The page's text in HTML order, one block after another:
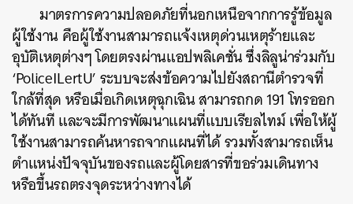
มาตรการความปลอดภัยที่นอกเหนือจากการรู้ข้อมูล
ผู้ใช้งาน คือผู้ใช้งานสามารถแจ้งเหตุด่วนเหตุร้ายและ
อุบัติเหตุต่างๆ โดยตรงผ่านแอปพลิเคชั่น ซึ่งลิลูน่าร่วมกับ
‘PoliceILertU’ ระบบจะส่งข้อความไปยังสถานีตำรวจที่
ใกล้ที่สุด หรือเมื่อเกิดเหตุฉุกเฉิน สามารถกด 191 โทรออก
ได้ทันที และจะมีการพัฒนาแผนที่แบบเรียลไทม์ เพื่อให้ผู้
ใช้งานสามารถค้นหารถจากแผนที่ได้ รวมทั้งสามารถเห็น
ตำแหน่งปัจจุบันของรถและผู้โดยสารที่ขอร่วมเดินทาง
หรือขึ้นรถตรงจุดระหว่างทางได้